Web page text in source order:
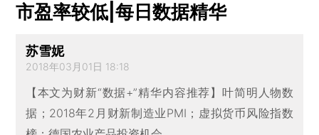
市盈率较低|每日数据精华
苏雪妮
2018年03月01日 18:18
【本文为财新“数据+”精华内容推荐】叶简明人物数
据；2018年2月财新制造业PMI；虚拟货币风险指数